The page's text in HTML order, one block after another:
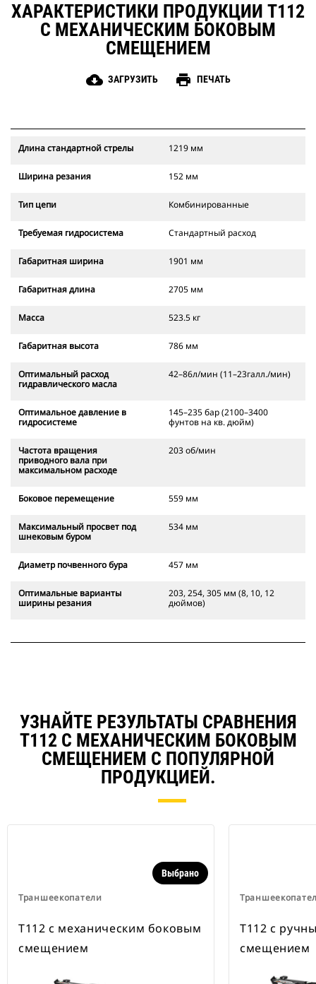
ХАРАКТЕРИСТИКИ ПРОДУКЦИИ T112
С МЕХАНИЧЕСКИМ БОКОВЫМ
СМЕЩЕНИЕМ
cloud_download ЗАГРУЗИТЬ print ПЕЧАТЬ
Длина стандартной стрелы 1219 мм
Ширина резания 152 мм
Тип цепи Комбинированные
Требуемая гидросистема Стандартный расход
Габаритная ширина 1901 мм
Габаритная длина 2705 мм
Масса 523.5 кг
Габаритная высота 786 мм
Оптимальный расход
гидравлического масла
42–86л/мин (11–23галл./мин)
Оптимальное давление в
гидросистеме
145–235 бар (2100–3400
фунтов на кв. дюйм)
Частота вращения
приводного вала при
максимальном расходе
203 об/мин
Боковое перемещение 559 мм
Максимальный просвет под
шнековым буром
534 мм
Диаметр почвенного бура 457 мм
Оптимальные варианты
ширины резания
203, 254, 305 мм (8, 10, 12
дюймов)
УЗНАЙТЕ РЕЗУЛЬТАТЫ СРАВНЕНИЯ
T112 С МЕХАНИЧЕСКИМ БОКОВЫМ
СМЕЩЕНИЕМ С ПОПУЛЯРНОЙ
ПРОДУКЦИЕЙ.
Траншеекопатели
Выбрано
T112 с механическим боковым
смещением
T112 с
смещением